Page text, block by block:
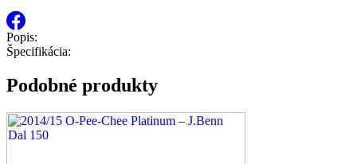
Popis:
Špecifikácia:
Podobné produkty